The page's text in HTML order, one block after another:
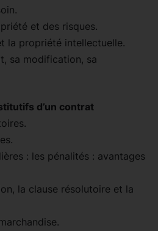
et des risques.
la propriété intellectuelle.
sa modification, sa
d’un contrat
: les pénalités : avantages
la clause résolutoire et la